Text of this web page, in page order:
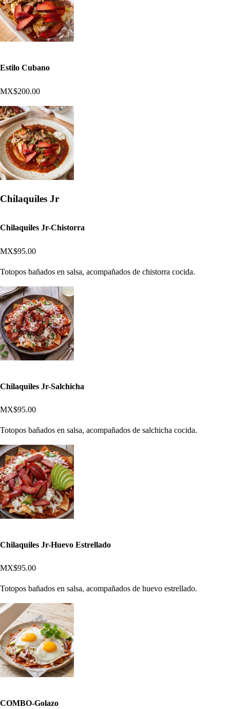
Estilo Cubano
MX$200.00
Chilaquiles Jr
Chilaquiles Jr-Chistorra
MX$95.00
Totopos bañados en salsa, acompañados de chistorra cocida.
Chilaquiles Jr-Salchicha
MX$95.00
Totopos bañados en salsa, acompañados de salchicha cocida.
Chilaquiles Jr-Huevo Estrellado
MX$95.00
Totopos bañados en salsa, acompañados de huevo estrellado.
COMBO-Golazo